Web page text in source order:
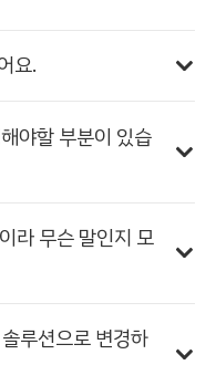
요.
야할 부분이 있습
라 무슨 말인지 모
루션으로 변경하